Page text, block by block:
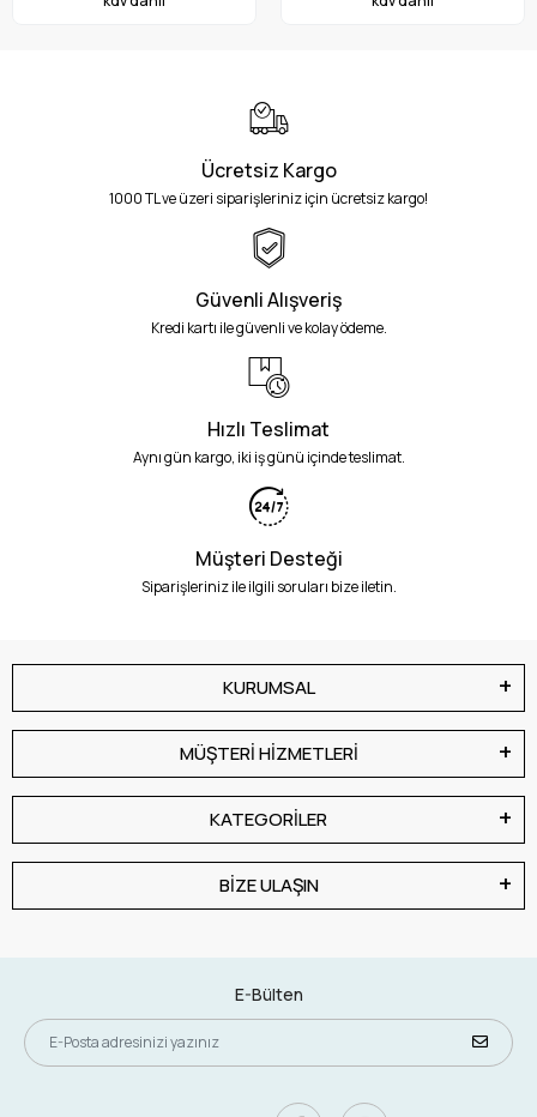
Ücretsiz Kargo
1000 TL ve üzeri siparişleriniz için ücretsiz kargo!
Güvenli Alışveriş
Kredi kartı ile güvenli ve kolay ödeme.
Hızlı Teslimat
Aynı gün kargo, iki iş günü içinde teslimat.
Müşteri Desteği
Siparişleriniz ile ilgili soruları bize iletin.
KURUMSAL
MÜŞTERİ HİZMETLERİ
KATEGORİLER
BİZE ULAŞIN
E-Bülten